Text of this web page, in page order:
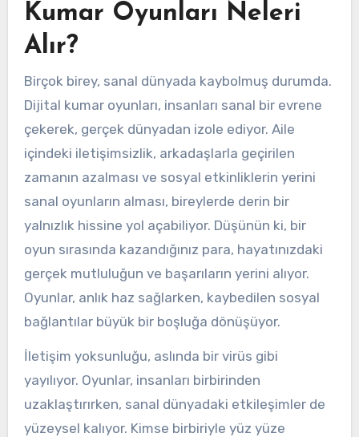
Kumar Oyunları Neleri
Alır?
Birçok birey, sanal dünyada kaybolmuş durumda.
Dijital kumar oyunları, insanları sanal bir evrene
çekerek, gerçek dünyadan izole ediyor. Aile
içindeki iletişimsizlik, arkadaşlarla geçirilen
zamanın azalması ve sosyal etkinliklerin yerini
sanal oyunların alması, bireylerde derin bir
yalnızlık hissine yol açabiliyor. Düşünün ki, bir
oyun sırasında kazandığınız para, hayatınızdaki
gerçek mutluluğun ve başarıların yerini alıyor.
Oyunlar, anlık haz sağlarken, kaybedilen sosyal
bağlantılar büyük bir boşluğa dönüşüyor.
İletişim yoksunluğu, aslında bir virüs gibi
yayılıyor. Oyunlar, insanları birbirinden
uzaklaştırırken, sanal dünyadaki etkileşimler de
yüzeysel kalıyor. Kimse birbiriyle yüz yüze